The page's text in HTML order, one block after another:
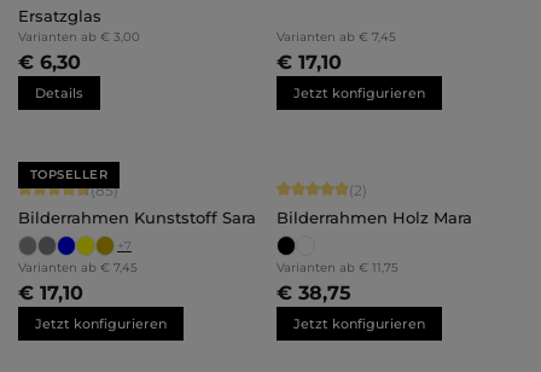
Ersatzglas
Varianten ab € 3,00
€ 6,30
Details
Varianten ab € 7,45
€ 17,10
Jetzt konfigurieren
TOPSELLER
Durchschnittliche Bewertung von 4.71 von 5 Sternen
(85)
Bilderrahmen Kunststoff Sara
+7
Varianten ab € 7,45
€ 17,10
Jetzt konfigurieren
Durchschnittliche Bewertung von 5
(2)
Bilderrahmen Holz Mara
Varianten ab € 11,75
€ 38,75
Jetzt konfigurieren